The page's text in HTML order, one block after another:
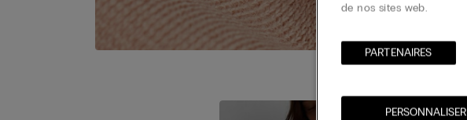
de nos sites web.
PARTENAIRES​
PERSONNALISER